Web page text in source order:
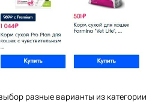
разные варианты из категории